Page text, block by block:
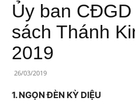
Ủy ban
sách Thánh
2019
26/03/2019
1. NGỌN ĐÈN KỲ DIỆU